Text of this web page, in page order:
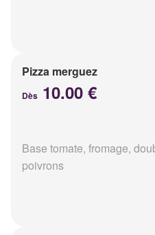
Pizza merguez
Dès 10.00 €
Base tomate, fromage,
poivrons